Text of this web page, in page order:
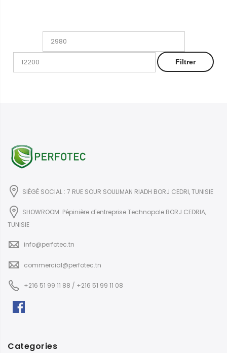
Filtrer
SIÉGÉ SOCIAL : 7 RUE SOUR SOULIMAN RIADH BORJ CEDRI, TUNISIE
SHOWROOM: Pépinière d'entreprise Technopole BORJ CEDRIA,
TUNISIE
info@perfotec.tn
commercial@perfotec.tn
+216 51 99 11 88 / +216 51 99 11 08
Categories